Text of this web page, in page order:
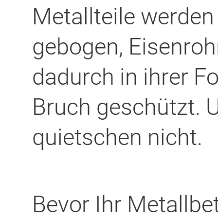
Metallteile
gebogen,
dadurch in ihrer
Bruch geschützt.
quietschen nicht.
Bevor Ihr